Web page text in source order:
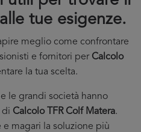
tue esigenze.
meglio come confrontare
e fornitori per Calcolo
la tua scelta.
le grandi società hanno
di Calcolo TFR Colf Matera.
e magari la soluzione più